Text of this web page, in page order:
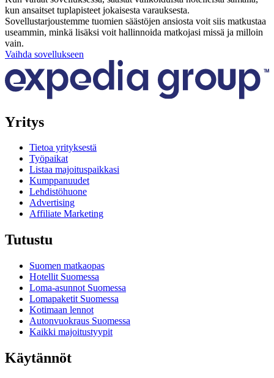
kun ansaitset tuplapisteet jokaisesta varauksesta.
Sovellustarjoustemme tuomien säästöjen ansiosta voit siis matkustaa
useammin, minkä lisäksi voit hallinnoida matkojasi missä ja milloin
vain.
Vaihda sovellukseen
Yritys
Tietoa yrityksestä
Työpaikat
Listaa majoituspaikkasi
Kumppanuudet
Lehdistöhuone
Advertising
Affiliate Marketing
Tutustu
Suomen matkaopas
Hotellit Suomessa
Loma-asunnot Suomessa
Lomapaketit Suomessa
Kotimaan lennot
Autonvuokraus Suomessa
Kaikki majoitustyypit
Käytännöt